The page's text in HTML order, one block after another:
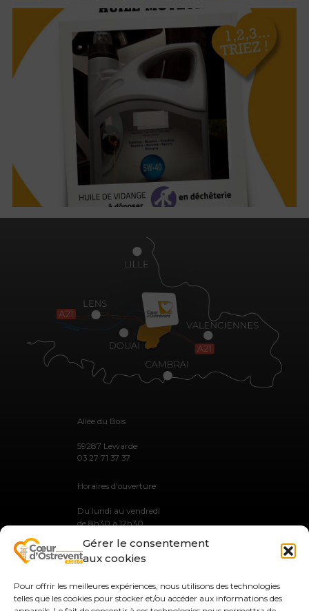
Gérer le consentement
aux cookies
Pour offrir les meilleures expériences, nous utilisons des technologies
telles que les cookies pour stocker et/ou accéder aux informations des
Allée du Bois
59287 Lewarde
03 27 71 37 37
Horaires d'ouverture
Du lundi au vendredi
de 8h30 à 12h30
MENTIONS LÉGALES